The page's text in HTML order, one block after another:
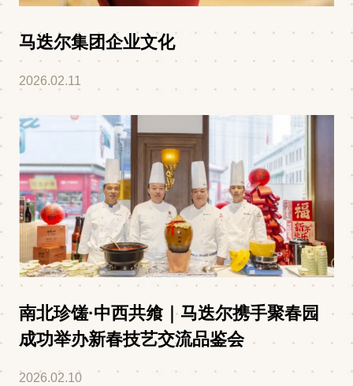
马迭尔集团企业文化
2026.02.11
南北珍馐·中西共飨｜马迭尔携手聚春园
成功举办新春技艺交流品鉴会
2026.02.10